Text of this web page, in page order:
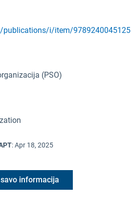
publications/i/item/9789240045125
(PSO)
:Apr 18, 2025
informacija